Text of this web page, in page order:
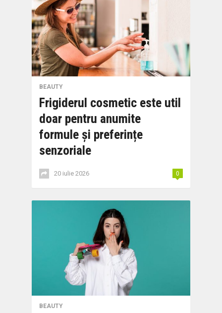
BEAUTY
Frigiderul cosmetic este util
doar pentru anumite
formule și preferințe
senzoriale
20 iulie 2026 0
BEAUTY